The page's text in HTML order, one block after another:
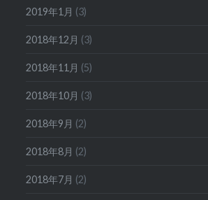
2019年1月 (3)
2018年12月 (3)
2018年11月 (5)
2018年10月 (3)
2018年9月 (2)
2018年8月 (2)
2018年7月 (2)